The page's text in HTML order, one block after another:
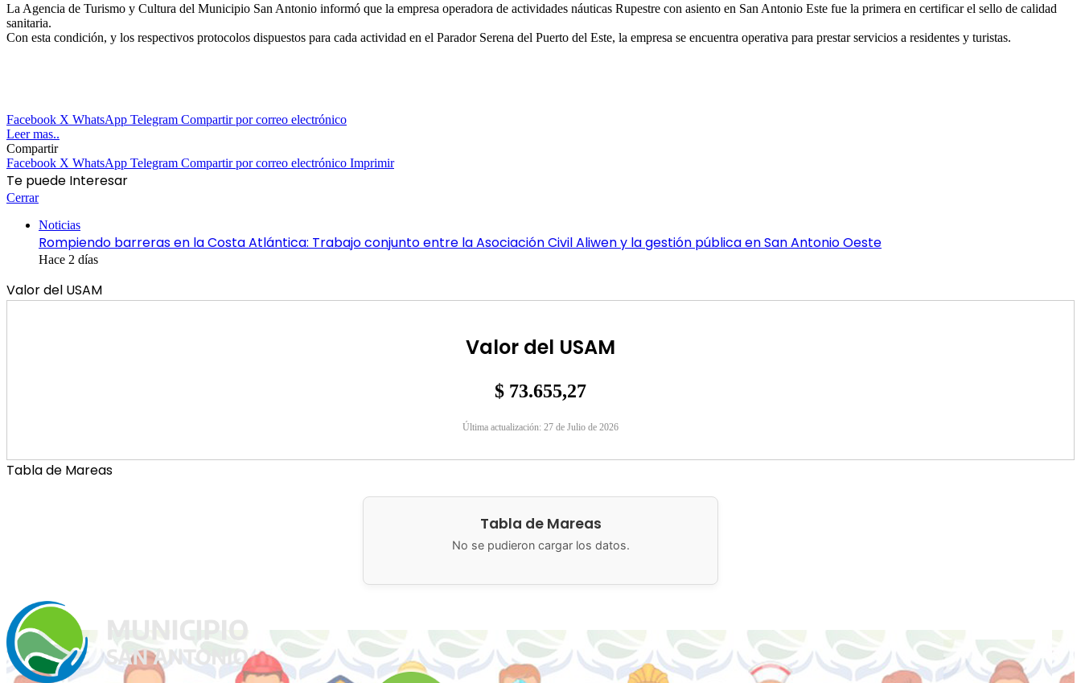
La Agencia de Turismo y Cultura del Municipio San Antonio informó que la empresa operadora de actividades náuticas Rupestre con asiento en San Antonio Este fue la primera en certificar el sello de calidad
sanitaria.
Con esta condición, y los respectivos protocolos dispuestos para cada actividad en el Parador Serena del Puerto del Este, la empresa se encuentra operativa para prestar servicios a residentes y turistas.
Facebook X WhatsApp Telegram Compartir por correo electrónico
Leer mas..
Compartir
Facebook X WhatsApp Telegram Compartir por correo electrónico Imprimir
Te puede Interesar
Cerrar
Noticias
Rompiendo barreras en la Costa Atlántica: Trabajo conjunto entre la Asociación Civil Aliwen y la gestión pública en San Antonio Oeste
Hace 2 días
Valor del USAM
Valor del USAM
$ 73.655,27
Última actualización: 27 de Julio de 2026
Tabla de Mareas
Tabla de Mareas
No se pudieron cargar los datos.